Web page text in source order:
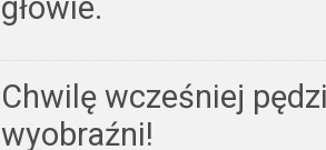
głowie.
Chwilę wcześniej
wyobraźni!